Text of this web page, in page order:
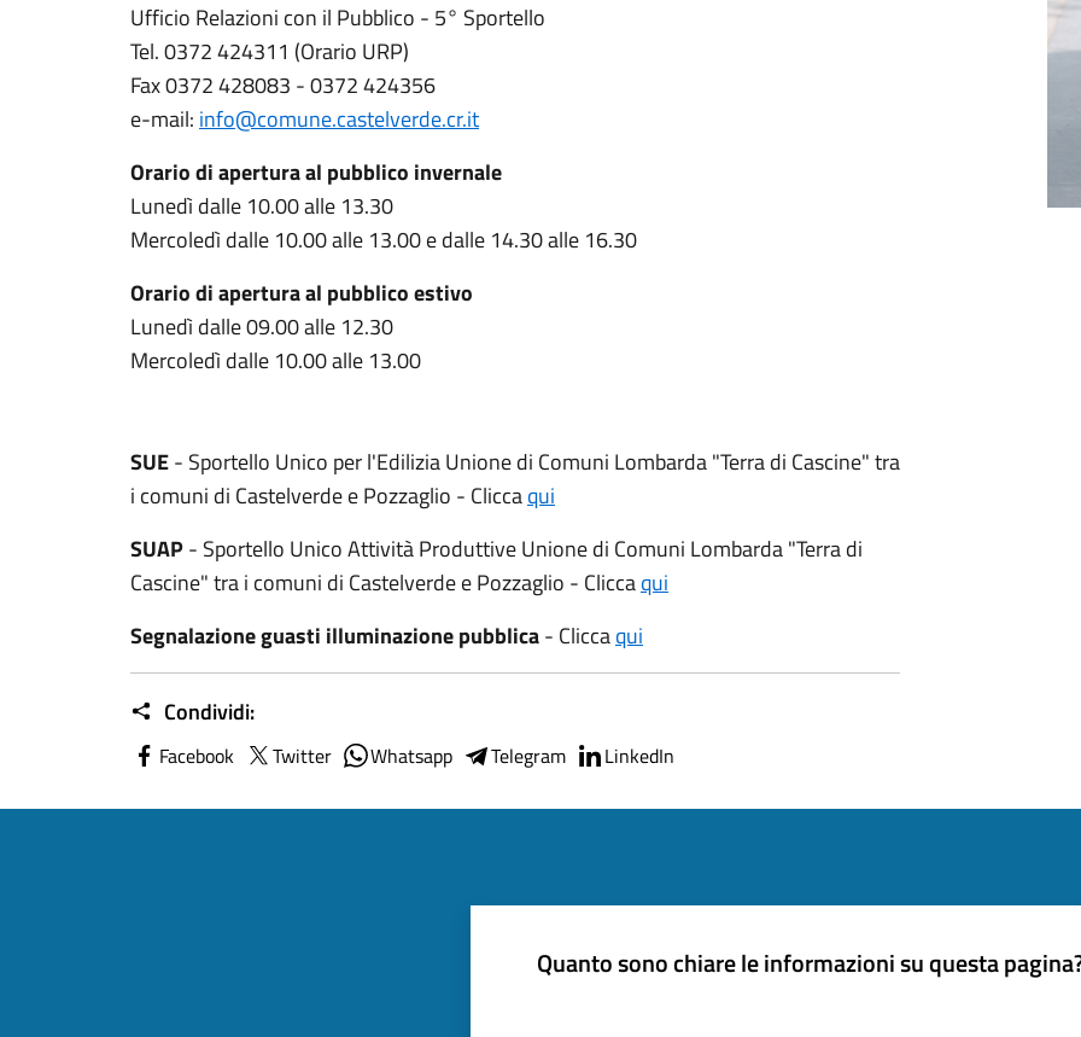
Ufficio Relazioni con il Pubblico - 5° Sportello
Tel. 0372 424311 (Orario URP)
Fax 0372 428083 - 0372 424356
e-mail: info@comune.castelverde.cr.it
Orario di apertura al pubblico invernale
Lunedì dalle 10.00 alle 13.30
Mercoledì dalle 10.00 alle 13.00 e dalle 14.30 alle 16.30
Orario di apertura al pubblico estivo
Lunedì dalle 09.00 alle 12.30
Mercoledì dalle 10.00 alle 13.00
SUE- Sportello Unico per l'Edilizia Unione di Comuni Lombarda "Terra di Cascine" tra
i comuni di Castelverde e Pozzaglio - Cliccaqui
SUAP- Sportello Unico Attività Produttive Unione di Comuni Lombarda "Terra di
Cascine" tra i comuni di Castelverde e Pozzaglio - Cliccaqui
Segnalazione guasti illuminazione pubblica- Cliccaqui
Condividi:
Facebook Twitter Whatsapp Telegram LinkedIn
Quanto sono chiare le informazioni su questa